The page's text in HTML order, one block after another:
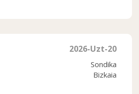
2026-Uzt-20
Sondika
Bizkaia